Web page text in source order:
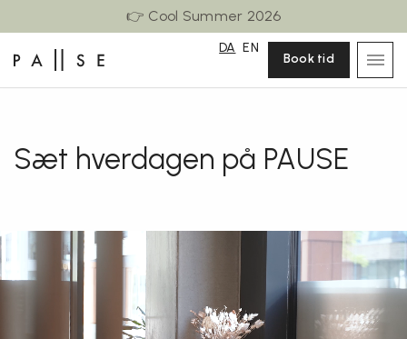
👉 Cool Summer 2026
DA EN
Book tid
Sæt hverdagen på PAUSE